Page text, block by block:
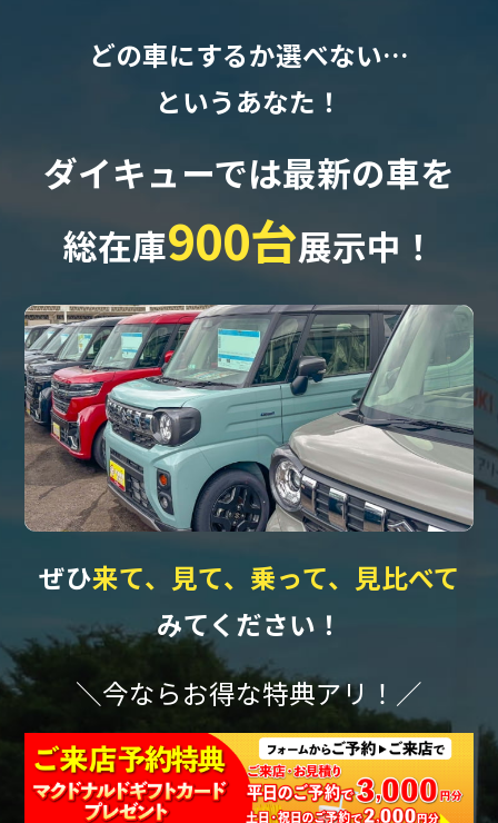
どの車にするか選べない…
というあなた！
ダイキューでは最新の車を
総在庫900台展示中！
ぜひ来て、見て、乗って、見比べて
みてください！
＼今ならお得な特典アリ！／